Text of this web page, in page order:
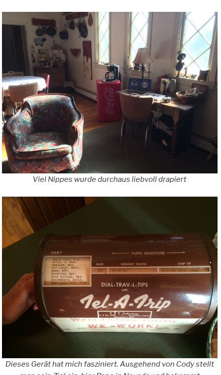
Viel Nippes wurde durchaus liebvoll drapiert
Dieses Gerät hat mich fasziniert. Ausgehend von Cody stellt